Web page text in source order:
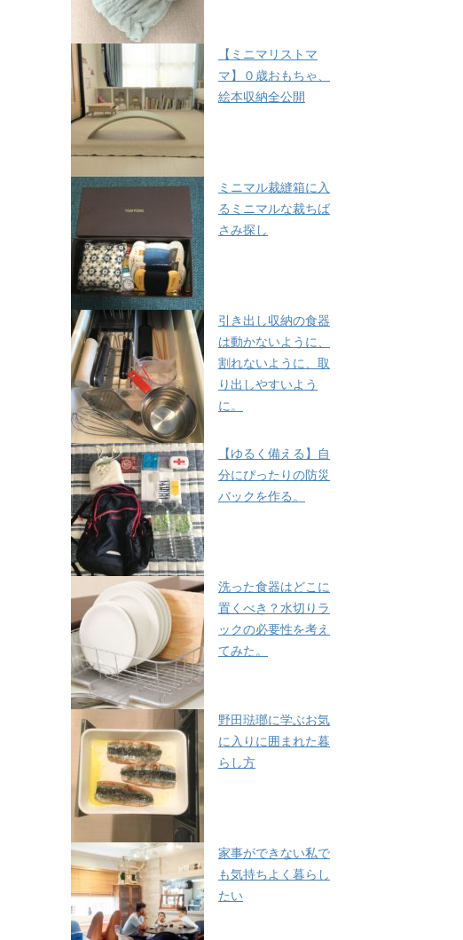
【ミニマリストマ
マ】０歳おもちゃ、
絵本収納全公開
ミニマル裁縫箱に入
るミニマルな裁ちば
さみ探し
引き出し収納の食器
は動かないように、
割れないように、取
り出しやすいよう
に。
【ゆるく備える】自
分にぴったりの防災
バックを作る。
洗った食器はどこに
置くべき？水切りラ
ックの必要性を考え
てみた。
野田琺瑯に学ぶお気
に入りに囲まれた暮
らし方
家事ができない私で
も気持ちよく暮らし
たい